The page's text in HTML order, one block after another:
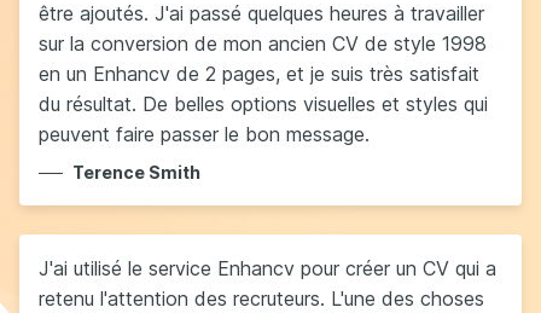
être ajoutés. J'ai passé quelques heures à travailler
sur la conversion de mon ancien CV de style 1998
en un Enhancv de 2 pages, et je suis très satisfait
du résultat. De belles options visuelles et styles qui
peuvent faire passer le bon message.
Terence Smith
J'ai utilisé le service Enhancv pour créer un CV qui a
retenu l'attention des recruteurs. L'une des choses